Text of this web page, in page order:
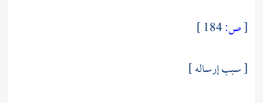
[ص:
[ سبب إرساله ]